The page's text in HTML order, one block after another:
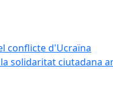
conflicte d'Ucraïna
solidaritat ciutadana